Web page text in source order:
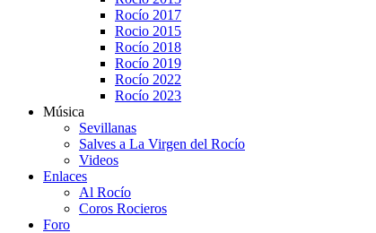
Rocío 2017
Rocio 2015
Rocío 2018
Rocío 2019
Rocío 2022
Rocío 2023
Música
Sevillanas
Salves a La Virgen del Rocío
Videos
Enlaces
Al Rocío
Coros Rocieros
Foro